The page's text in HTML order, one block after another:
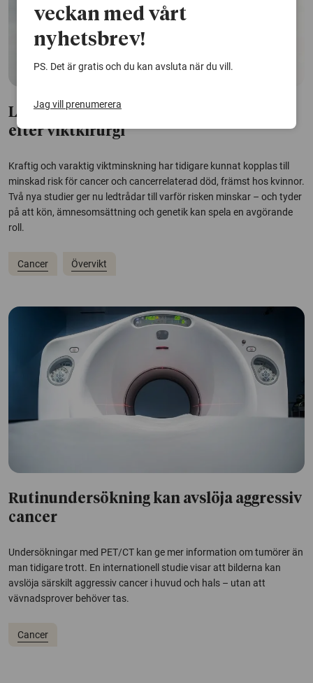
Ledtrådar till den lägre cancerrisken
efter viktkirurgi
Kraftig och varaktig viktminskning har tidigare kunnat kopplas till
minskad risk för cancer och cancerrelaterad död, främst hos kvinnor.
Två nya studier ger nu ledtrådar till varför risken minskar – och tyder
på att kön, ämnesomsättning och genetik kan spela en avgörande
roll.
Cancer Övervikt
Rutinundersökning kan avslöja aggressiv
cancer
Undersökningar med PET/CT kan ge mer information om tumörer än
man tidigare trott. En internationell studie visar att bilderna kan
avslöja särskilt aggressiv cancer i huvud och hals – utan att
vävnadsprover behöver tas.
Cancer
veckan med vårt
nyhetsbrev!
PS. Det är gratis och du kan avsluta när du vill.
Jag vill prenumerera